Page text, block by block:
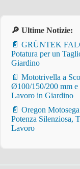
🔎 Ultime Notizie:
📄 GRÜNTEK
Potatura per un
Giardino
📄 Mototrivella a
Ø100/150/200 mm e
Lavoro in Giardino
📄 Oregon
Potenza Silenziosa,
Lavoro